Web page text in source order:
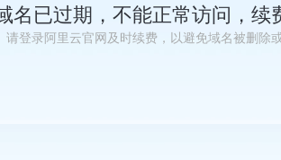
名已过期，不能正常访问，续
请登录阿里云官网及时续费，以避免域名被删除